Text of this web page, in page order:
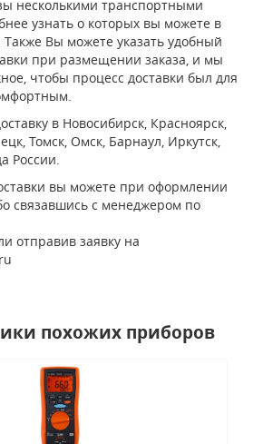
несколькими транспортными
узнать о которых вы можете в
Также Вы можете указать удобный
при размещении заказа, и мы
чтобы процесс доставки был для
в Новосибирск, Красноярск,
Томск, Омск, Барнаул, Иркутск,
России.
вы можете при оформлении
связавшись с менеджером по
отправив заявку на
похожих приборов